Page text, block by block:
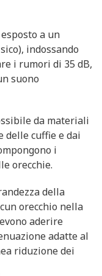
a un
indossando
i rumori di 35 dB,
suono
da materiali
delle cuffie e dai
i
orecchie.
della
orecchio nella
aderire
adatte al
riduzione dei